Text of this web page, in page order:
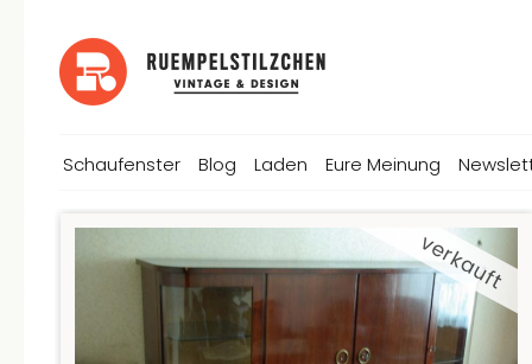
Schaufenster Blog Laden Eure Meinung